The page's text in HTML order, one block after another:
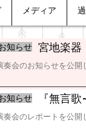
メディア
宮地楽器
知らせ
奏会のお知らせを公開
『無言
知らせ
奏会のレポートを公開